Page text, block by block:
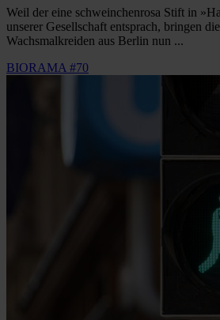
Weil der eine schweinchenrosa Stift in
unserer Gesellschaft entsprach, bringen
Wachsmalkreiden aus Berlin nun ...
BIORAMA #70